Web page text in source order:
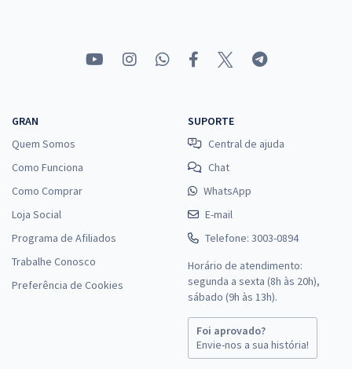
GRAN
Quem Somos
Como Funciona
Como Comprar
Loja Social
Programa de Afiliados
Trabalhe Conosco
Preferência de Cookies
SUPORTE
Central de ajuda
Chat
WhatsApp
E-mail
Telefone: 3003-0894
Horário de atendimento:
segunda a sexta (8h às 20h),
sábado (9h às 13h).
Foi aprovado?
Envie-nos a sua história!